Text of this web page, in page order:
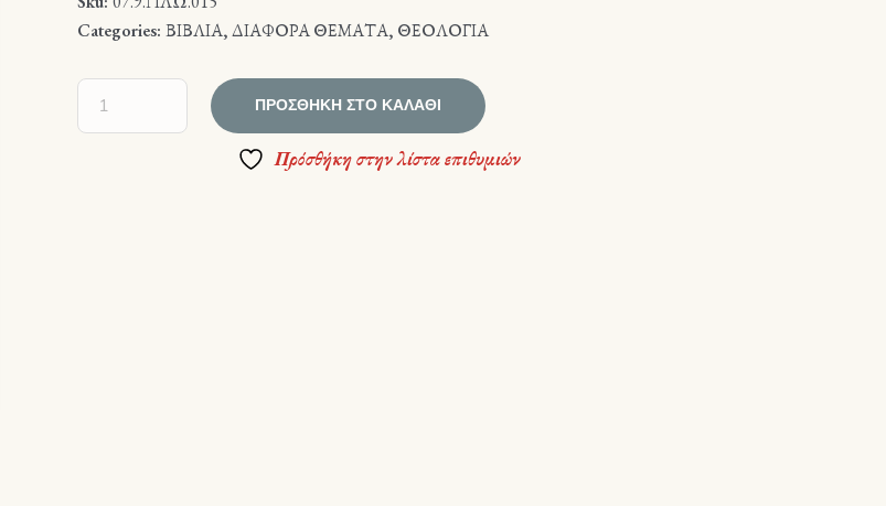
Categories:ΒΙΒΛΙΑ,ΔΙΑΦΟΡΑ ΘΕΜΑΤΑ, ΘΕΟΛΟΓΙΑ
ΠΡΟΣΘΉΚΗ ΣΤΟ ΚΑΛΆΘΙ
Πρόσθήκη στην λίστα επιθυμιών